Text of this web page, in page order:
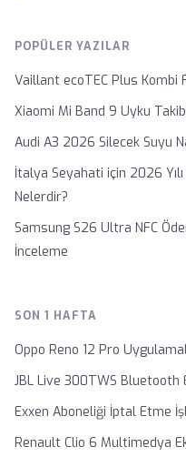
POPÜLER YAZILAR
Vaillant ecoTEC Plus Kombi
Xiaomi Mi Band 9 Uyku
Audi A3 2026 Silecek Suyu
İtalya Seyahati için 2026
Nelerdir?
Samsung S26 Ultra NFC
İnceleme
SON 1 HAFTA
Oppo Reno 12 Pro
JBL Live 300TWS Bluetooth
Exxen Aboneliği İptal Etme
Renault Clio 6 Multimedya